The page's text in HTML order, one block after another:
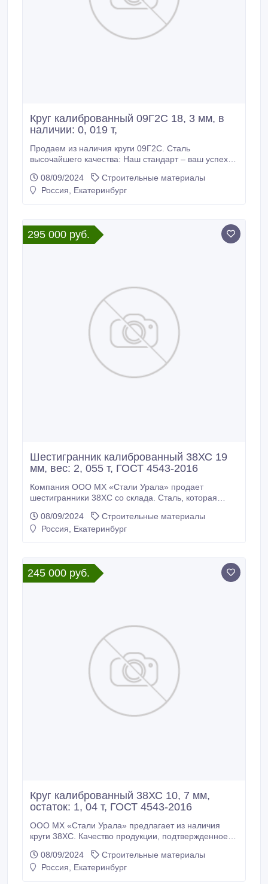
Круг калиброванный 09Г2С 18, 3 мм, в
наличии: 0, 019 т,
Продаем из наличия круги 09Г2С. Сталь
высочайшего качества: Наш стандарт – ваш успех.
Производство РФ. * Круг калиброванный 09Г2С 18,
3 мм, вес: 0, 019 т, ГОСТ 4543-71 ТУ 1140-076-
08/09/2024
Строительные материалы
Россия, Екатеринбург
295 000 руб.
Шестигранник калиброванный 38ХС 19
мм, вес: 2, 055 т, ГОСТ 4543-2016
Компания ООО МХ «Стали Урала» продает
шестигранники 38ХС со склада. Сталь, которая
России (от 100кг), экспорт в страны СНГ. *
Шестигранник калиброванный 38ХС 19 мм, вес: 2,
калиброванный 38ХС 22 мм, остаток: 1, 898 т, цена:
320000 руб.
08/09/2024
Строительные материалы
Россия, Екатеринбург
245 000 руб.
Круг калиброванный 38ХС 10, 7 мм,
остаток: 1, 04 т, ГОСТ 4543-2016
ООО МХ «Стали Урала» предлагает из наличия
круги 38ХС. Качество продукции, подтвержденное
России * Круг калиброванный 38ХС 10, 7 мм, вес: 1,
04 т, ТО ГОСТ 7417-75, ГОСТ 4543-2016, 245000
08/09/2024
Строительные материалы
Россия, Екатеринбург